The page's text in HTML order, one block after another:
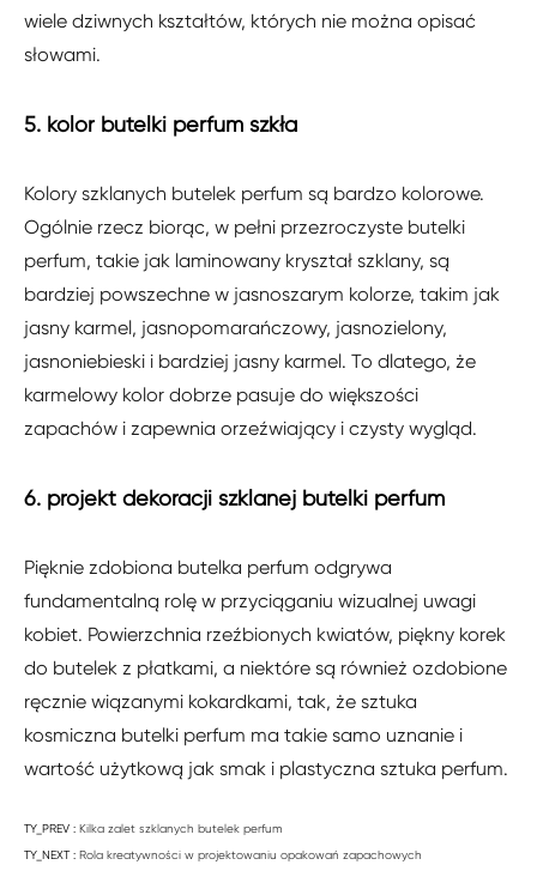
wiele dziwnych kształtów, których nie można opisać
słowami.
5. kolor butelki perfum szkła
Kolory szklanych butelek perfum są bardzo kolorowe.
Ogólnie rzecz biorąc, w pełni przezroczyste butelki
perfum, takie jak laminowany kryształ szklany, są
bardziej powszechne w jasnoszarym kolorze, takim jak
jasny karmel, jasnopomarańczowy, jasnozielony,
jasnoniebieski i bardziej jasny karmel. To dlatego, że
karmelowy kolor dobrze pasuje do większości
zapachów i zapewnia orzeźwiający i czysty wygląd.
6. projekt dekoracji szklanej butelki perfum
Pięknie zdobiona butelka perfum odgrywa
fundamentalną rolę w przyciąganiu wizualnej uwagi
kobiet. Powierzchnia rzeźbionych kwiatów, piękny korek
do butelek z płatkami, a niektóre są również ozdobione
ręcznie wiązanymi kokardkami, tak, że sztuka
kosmiczna butelki perfum ma takie samo uznanie i
wartość użytkową jak smak i plastyczna sztuka perfum.
TY_PREV : Kilka zalet szklanych butelek perfum
TY_NEXT : Rola kreatywności w projektowaniu opakowań zapachowych